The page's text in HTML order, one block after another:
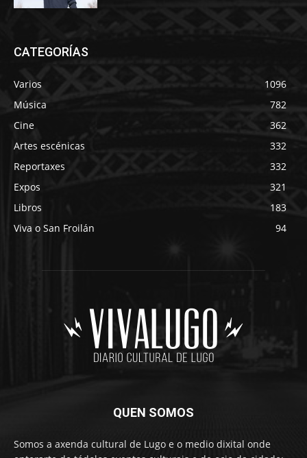
CATEGORÍAS
Varios
1096
Música
782
Cine
362
Artes escénicas
332
Reportaxes
332
Expos
321
Libros
183
Viva o San Froilán
94
QUEN SOMOS
Somos a axenda cultural de Lugo e o medio dixital onde